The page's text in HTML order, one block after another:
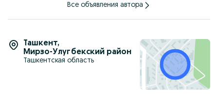
Все объявления автора
Ташкент,
Мирзо-Улугбекский район
Ташкентская область